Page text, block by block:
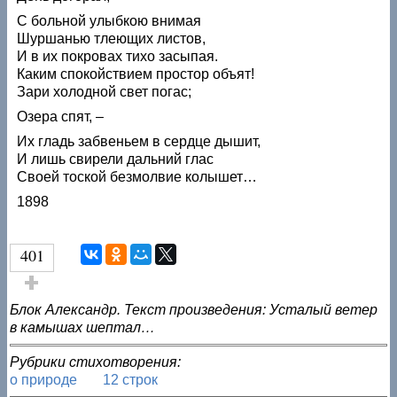
С больной улыбкою внимая
Шуршанью тлеющих листов,
И в их покровах тихо засыпая.
Каким спокойствием простор объят!
Зари холодной свет погас;
Озера спят, –
Их гладь забвеньем в сердце дышит,
И лишь свирели дальний глас
Своей тоской безмолвие колышет…
1898
401
Голос за!
Блок Александр. Текст произведения: Усталый ветер
в камышах шептал…
Рубрики стихотворения:
о природе
12 строк